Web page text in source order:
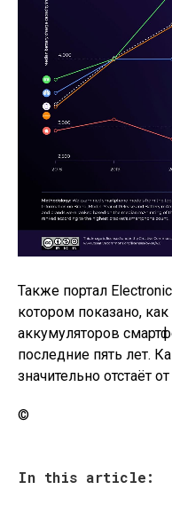
Также портал
котором показано,
аккумуляторов
последние пять лет.
значительно отстаёт
©
In this article: